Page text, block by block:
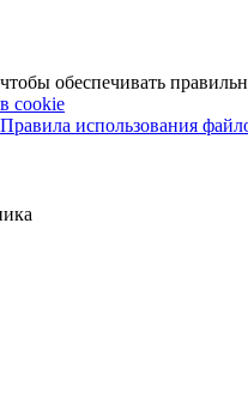
обеспечивать
cookie
Правила использования